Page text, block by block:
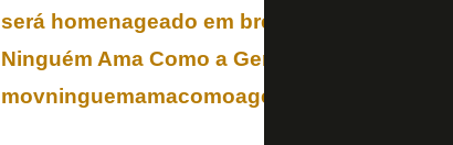
será homenageado em breve com um
Ninguém Ama Como a Gente está
movninguemamacomoagente@gmail.com